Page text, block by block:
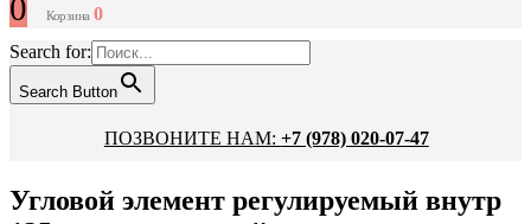
0 Корзина 0
Search for:
Search Button
ПОЗВОНИТЕ НАМ: +7 (978) 020-07-47
Угловой элемент регулируемый внутр